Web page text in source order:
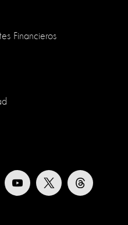
Financieros